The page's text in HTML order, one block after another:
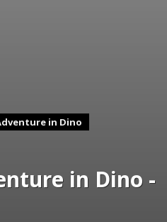
in Dino
in Dino -